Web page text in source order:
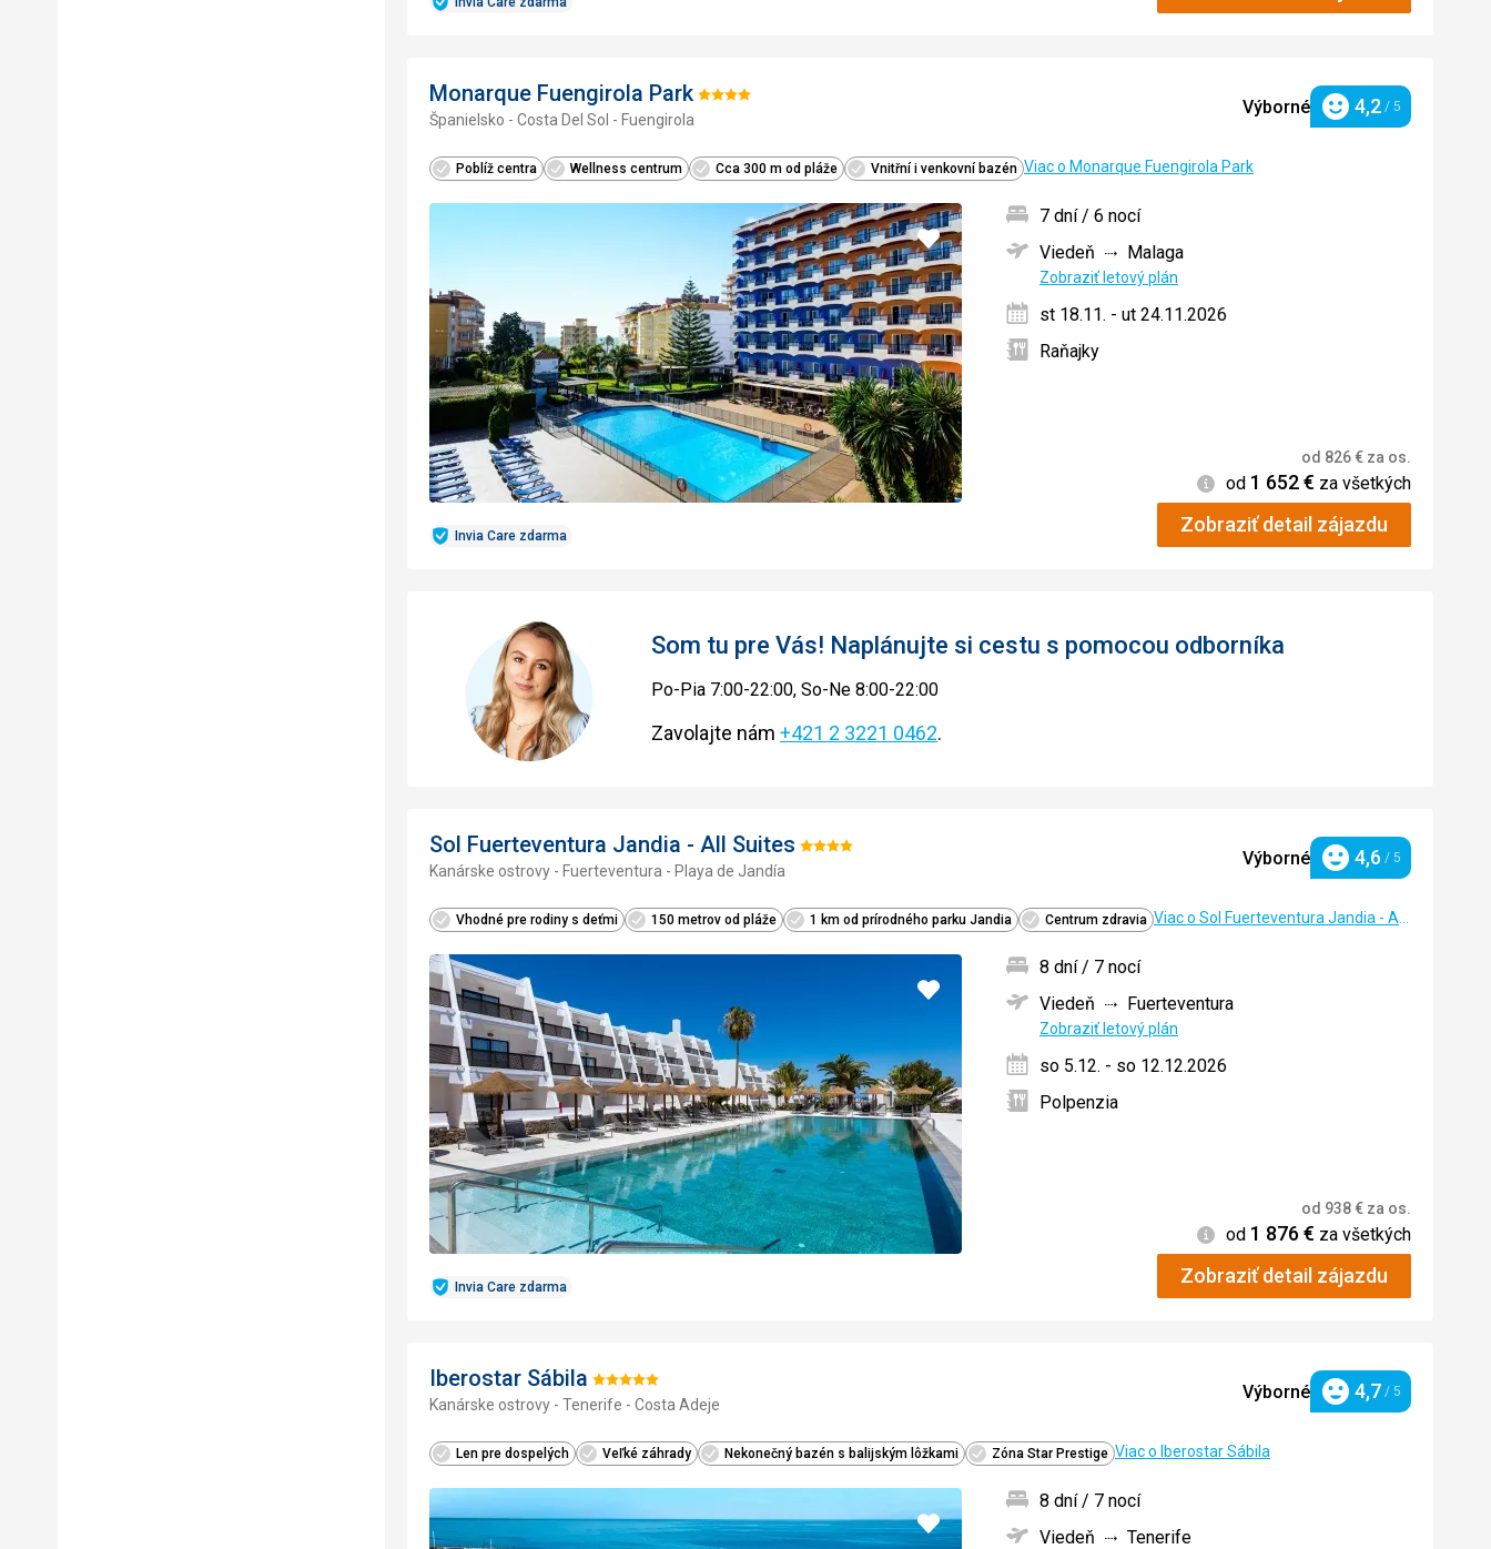
Monarque Fuengirola Park Hodnotenie:
Španielsko - Costa Del Sol - Fuengirola
Výborné Hodnotenie
4,2 / 5
Poblíž centra Wellness centrum Cca 300 m od pláže Vnitřní i venkovní bazén Viac o Monarque Fuengirola Park
Pridať
do
obľúbených
Invia Care zdarma
7 dní / 6 nocí
Viedeň
Malaga
Zobraziť letový plán
st 18.11. - ut 24.11.2026
Raňajky
od 826€ za os.
Informácie
od 1 652€ za všetkých
Zobraziť detail zájazdu
Som tu pre Vás! Naplánujte si cestu s pomocou odborníka
Po-Pia 7:00-22:00, So-Ne 8:00-22:00
Zavolajte nám +421 2 3221 0462.
Sol Fuerteventura Jandia - All Suites Hodnotenie:
Kanárske ostrovy - Fuerteventura - Playa de Jandía
Výborné Hodnotenie
4,6 / 5
Vhodné pre rodiny s deťmi 150 metrov od pláže 1 km od prírodného parku Jandia Centrum zdravia
Pridať
Invia Care zdarma
8 dní / 7 nocí
Viedeň
Fuerteventura
Zobraziť letový plán
so 5.12. - so 12.12.2026
Polpenzia
od 938€ za os.
Informácie
od 1 876€ za všetkých
Zobraziť detail zájazdu
Iberostar Sábila Hodnotenie:
5/5
Kanárske ostrovy - Tenerife - Costa Adeje
Výborné Hodnotenie
4,7 / 5
Len pre dospelých Veľké záhrady Nekonečný bazén s balijským lôžkami Zóna Star Prestige Viac o Iberostar Sábila
Pridať
do
8 dní / 7 nocí
Viedeň
Tenerife